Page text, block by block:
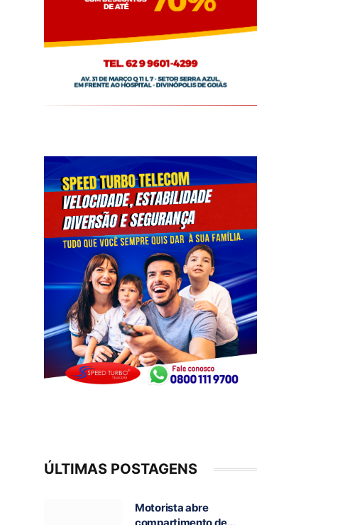
ÚLTIMAS POSTAGENS
Motorista abre